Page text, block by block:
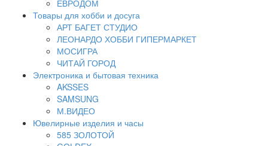
ЕВРОДОМ
Товары для хобби и досуга
АРТ БАГЕТ СТУДИО
ЛЕОНАРДО ХОББИ ГИПЕРМАРКЕТ
МОСИГРА
ЧИТАЙ ГОРОД
Электроника и бытовая техника
AKSSES
SAMSUNG
М.ВИДЕО
Ювелирные изделия и часы
585 ЗОЛОТОЙ